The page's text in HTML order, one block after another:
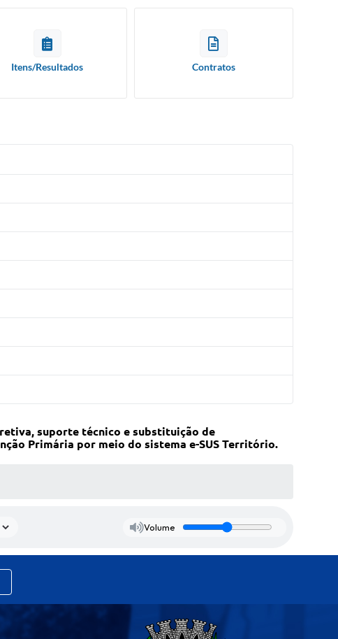
Itens/Resultados Contratos
suporte técnico e substituição de
Primária por meio do sistema e-SUS Território.
Volume